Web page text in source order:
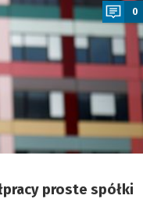
0
proste spółki